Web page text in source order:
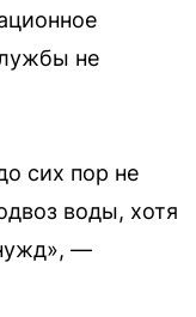
не
сих пор не
воды, хотя
—